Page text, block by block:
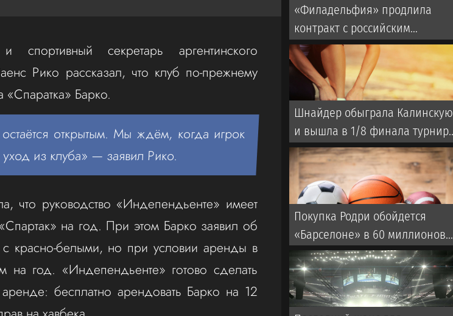
секретарь аргентинского
Рико рассказал, что клуб по-прежнему
«Спаратка» Барко.
открытым. Мы ждём, когда игрок
из клуба» — заявил Рико.
что руководство «Индепендьенте» имеет
на год. При этом Барко заявил об
с красно-белыми, но при условии аренды в
на год. «Индепендьенте» готово сделать
бесплатно арендовать Барко на 12
«Филадельфия» продлила
контракт с российским
форвардом Гребенкиным
Шнайдер обыграла Калинскую
и вышла в 1/8 финала
WTA 1000 в Торонто
Покупка Родри обойдется
«Барселоне» в 60 миллионов.
Ход «Реала»